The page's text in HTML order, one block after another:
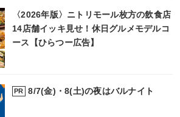
〈2026年版〉ニトリモール枚方の飲食店
14店舗イッキ見せ！休日グルメモデルコ
ース【ひらつー広告】
PR 8/7(金)・8(土)の夜はバルナイト